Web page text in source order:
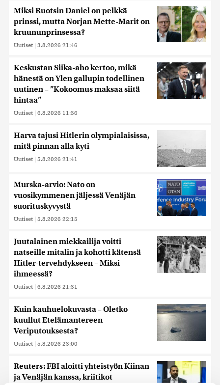
Miksi Ruotsin Daniel on pelkkä
prinssi, mutta Norjan Mette-Marit on
kruununprinsessa?
Uutiset | 3.8.2026 21:46
Keskustan Siika-aho kertoo, mikä
hänestä on Ylen gallupin todellinen
uutinen – ”Kokoomus maksaa siitä
hintaa”
Uutiset | 6.8.2026 11:56
Harva tajusi Hitlerin olympialaisissa,
mitä pinnan alla kyti
Uutiset | 5.8.2026 21:41
Murska-arvio: Nato on
vuosikymmenen jäljessä Venäjän
suorituskyvystä
Uutiset | 5.8.2026 22:15
Juutalainen miekkailija voitti
natseille mitalin ja kohotti kätensä
Hitler-tervehdykseen – Miksi
ihmeessä?
Uutiset | 6.8.2026 21:31
Kuin kauhuelokuvasta – Oletko
kuullut Etelämantereen
Veriputouksesta?
Uutiset | 5.8.2026 23:00
Reuters: FBI aloitti yhteistyön Kiinan
ja Venäjän kanssa, kriitikot